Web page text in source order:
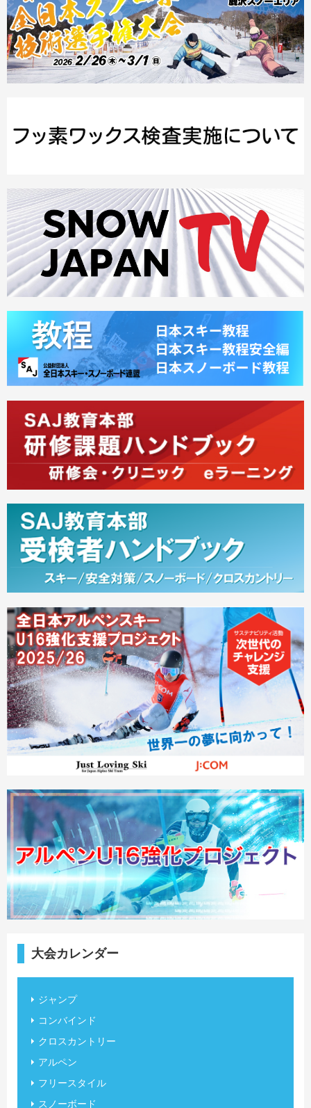
大会カレンダー
ジャンプ
コンバインド
クロスカントリー
アルペン
フリースタイル
スノーボード